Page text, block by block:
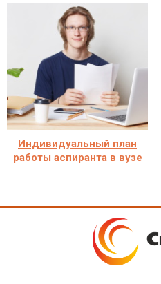
Индивидуальный план
работы аспиранта в вузе